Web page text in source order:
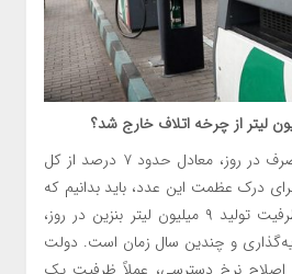
کاهش ۹ میلیون لیتری مصرف در روز، معادل حدود ۷ درصد از کل
درک عظمت این عدد، باید بدانیم که
احداث یک پالایشگاه با ظرفیت تولید ۹ میلیون لیتر بنزین در روز،
و چندین سال زمان است. دولت